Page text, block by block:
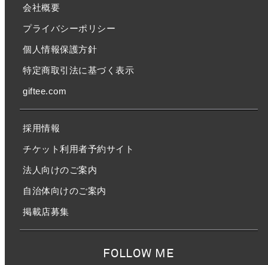
会社概要
プライバシーポリシー
個人情報保護方針
特定商取引法に基づく表示
giftee.com
採用情報
チケット利用者予約サイト
法人向けのご案内
自治体向けのご案内
掲載店募集
FOLLOW ME